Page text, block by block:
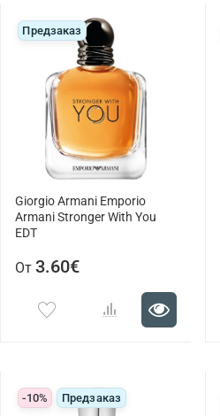
Предзаказ
Giorgio Armani Emporio
Armani Stronger With You
EDT
От 3.60€
-10% Предзаказ